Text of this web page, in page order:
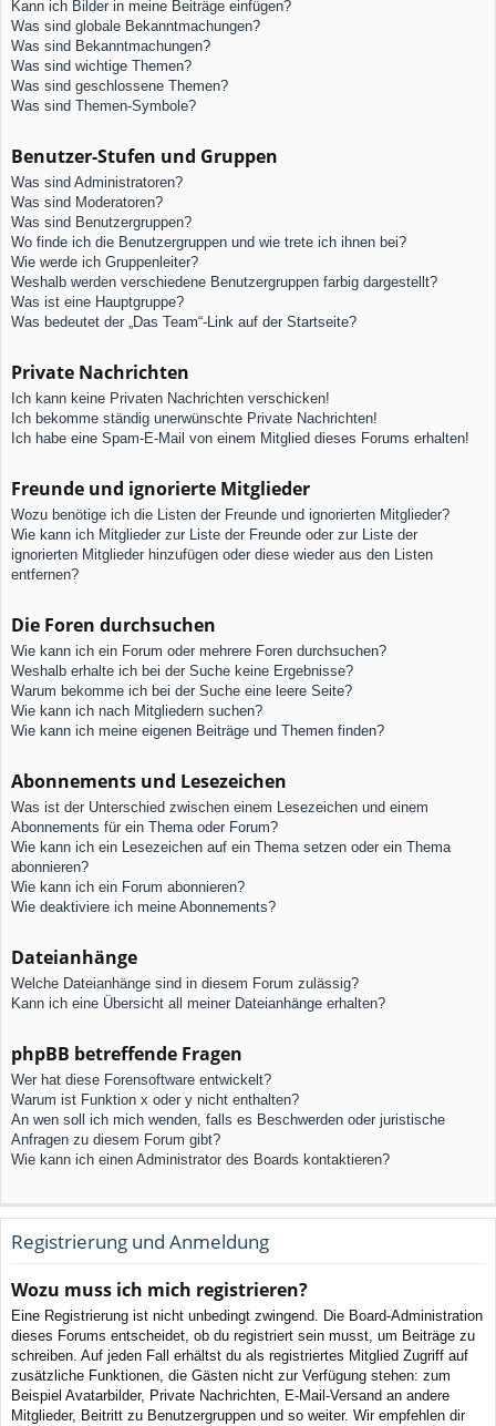
Kann ich Bilder in meine Beiträge einfügen?
Was sind globale Bekanntmachungen?
Was sind Bekanntmachungen?
Was sind wichtige Themen?
Was sind geschlossene Themen?
Was sind Themen-Symbole?
Benutzer-Stufen und Gruppen
Was sind Administratoren?
Was sind Moderatoren?
Was sind Benutzergruppen?
Wo finde ich die Benutzergruppen und wie trete ich ihnen bei?
Wie werde ich Gruppenleiter?
Weshalb werden verschiedene Benutzergruppen farbig dargestellt?
Was ist eine Hauptgruppe?
Was bedeutet der „Das Team“-Link auf der Startseite?
Private Nachrichten
Ich kann keine Privaten Nachrichten verschicken!
Ich bekomme ständig unerwünschte Private Nachrichten!
Ich habe eine Spam-E-Mail von einem Mitglied dieses Forums erhalten!
Freunde und ignorierte Mitglieder
Wozu benötige ich die Listen der Freunde und ignorierten Mitglieder?
Wie kann ich Mitglieder zur Liste der Freunde oder zur Liste der
ignorierten Mitglieder hinzufügen oder diese wieder aus den Listen
entfernen?
Die Foren durchsuchen
Wie kann ich ein Forum oder mehrere Foren durchsuchen?
Weshalb erhalte ich bei der Suche keine Ergebnisse?
Warum bekomme ich bei der Suche eine leere Seite?
Wie kann ich nach Mitgliedern suchen?
Wie kann ich meine eigenen Beiträge und Themen finden?
Abonnements und Lesezeichen
Was ist der Unterschied zwischen einem Lesezeichen und einem
Abonnements für ein Thema oder Forum?
Wie kann ich ein Lesezeichen auf ein Thema setzen oder ein Thema
abonnieren?
Wie kann ich ein Forum abonnieren?
Wie deaktiviere ich meine Abonnements?
Dateianhänge
Welche Dateianhänge sind in diesem Forum zulässig?
Kann ich eine Übersicht all meiner Dateianhänge erhalten?
phpBB betreffende Fragen
Wer hat diese Forensoftware entwickelt?
Warum ist Funktion x oder y nicht enthalten?
An wen soll ich mich wenden, falls es Beschwerden oder juristische
Anfragen zu diesem Forum gibt?
Wie kann ich einen Administrator des Boards kontaktieren?
Registrierung und Anmeldung
Wozu muss ich mich registrieren?
Eine Registrierung ist nicht unbedingt zwingend. Die Board-Administration
dieses Forums entscheidet, ob du registriert sein musst, um Beiträge zu
schreiben. Auf jeden Fall erhältst du als registriertes Mitglied Zugriff auf
zusätzliche Funktionen, die Gästen nicht zur Verfügung stehen: zum
Beispiel Avatarbilder, Private Nachrichten, E-Mail-Versand an andere
Mitglieder, Beitritt zu Benutzergruppen und so weiter. Wir empfehlen dir